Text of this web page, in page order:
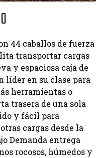
44 caballos de fuerza
transportar cargas
y espaciosa caja de
líder en su clase para
herramientas o
trasera de una sola
y fácil para
cargas desde la
Demanda entrega
rocosos, húmedos y